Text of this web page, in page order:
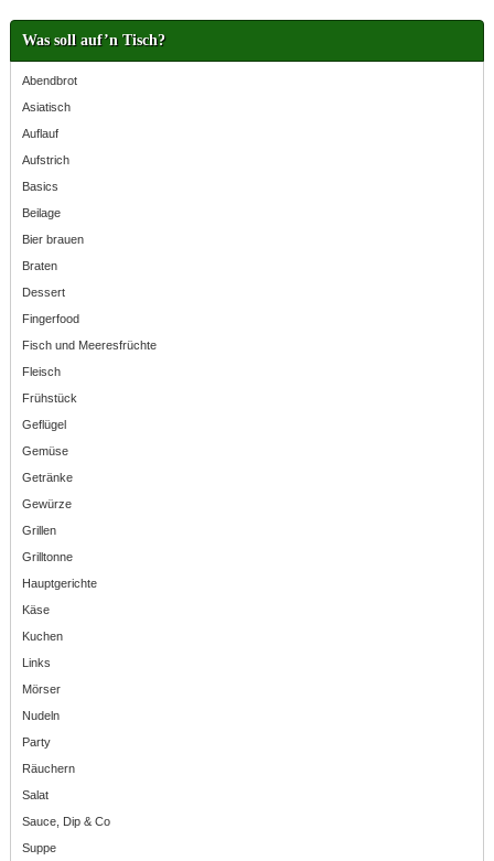
Was soll auf’n Tisch?
Abendbrot
Asiatisch
Auflauf
Aufstrich
Basics
Beilage
Bier brauen
Braten
Dessert
Fingerfood
Fisch und Meeresfrüchte
Fleisch
Frühstück
Geflügel
Gemüse
Getränke
Gewürze
Grillen
Grilltonne
Hauptgerichte
Käse
Kuchen
Links
Mörser
Nudeln
Party
Räuchern
Salat
Sauce, Dip & Co
Suppe